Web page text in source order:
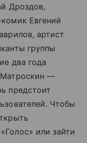
Дроздов,
Евгений
артист
группы
два года
Матроскин —
предстоит
Чтобы
или зайти